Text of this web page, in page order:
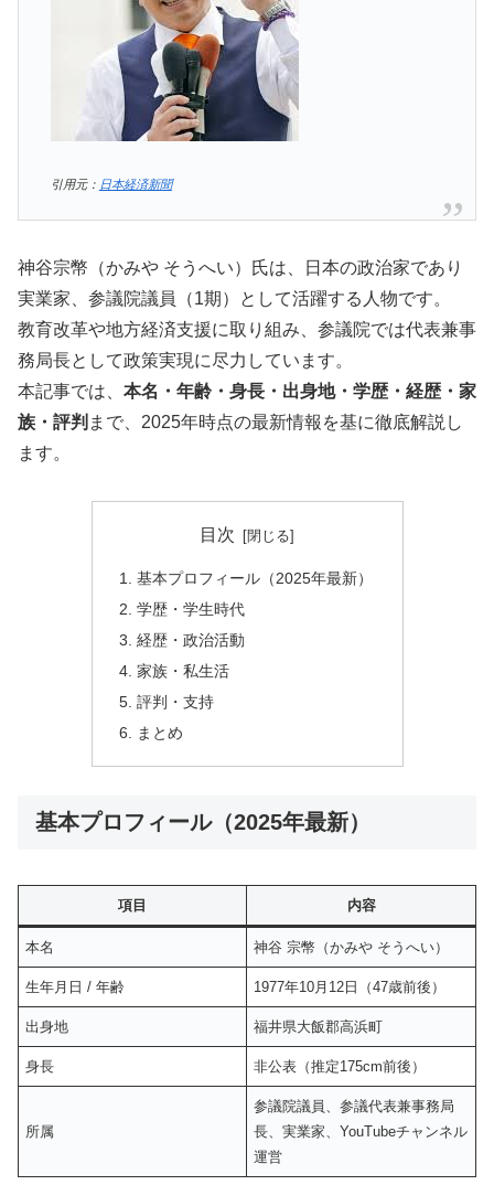
引用元： 日本経済新聞
神谷宗幣（かみや そうへい）氏は、日本の政治家であり
実業家、参議院議員（1期）として活躍する人物です。
教育改革や地方経済支援に取り組み、参議院では代表兼事
務局長として政策実現に尽力しています。
本記事では、 本名・年齢・身長・出身地・学歴・経歴・家
族・評判 まで、2025年時点の最新情報を基に徹底解説し
ます。
目次
基本プロフィール（2025年最新）
学歴・学生時代
経歴・政治活動
家族・私生活
評判・支持
まとめ
基本プロフィール（2025年最新）
項目 内容
本名 神谷 宗幣（かみや そうへい）
生年月日 / 年齢 1977年10月12日（47歳前後）
出身地 福井県大飯郡高浜町
身長 非公表（推定175cm前後）
所属
参議院議員、参議代表兼事務局
長、実業家、YouTubeチャンネル
運営